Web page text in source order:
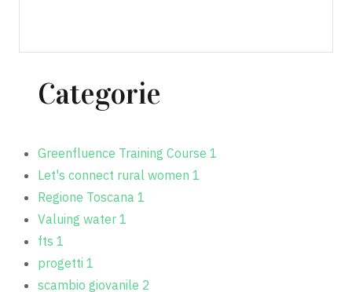
Categorie
Greenfluence Training Course 1
Let's connect rural women 1
Regione Toscana 1
Valuing water 1
fts 1
progetti 1
scambio giovanile 2